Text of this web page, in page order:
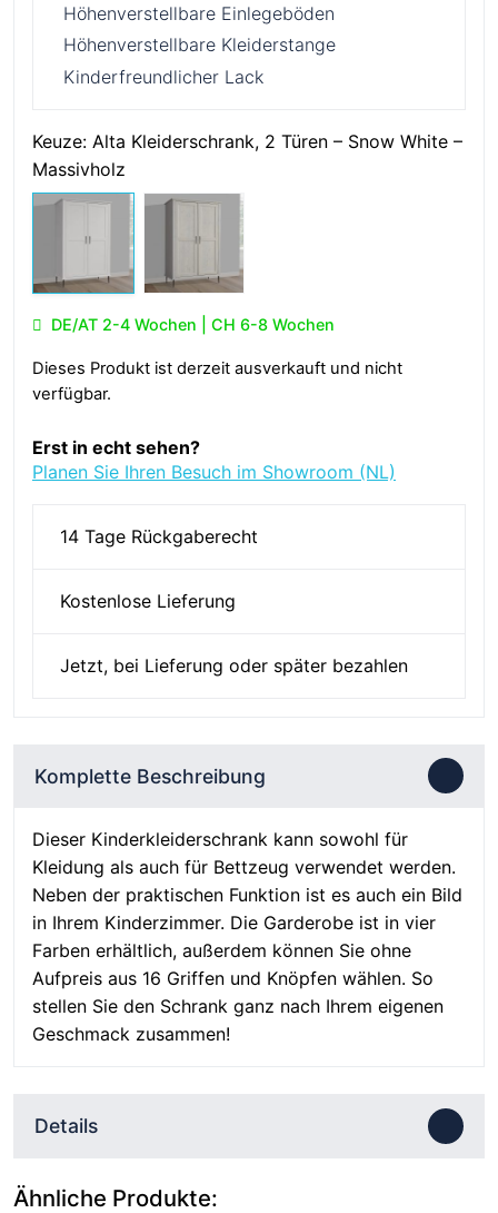
Höhenverstellbare Einlegeböden
Höhenverstellbare Kleiderstange
Kinderfreundlicher Lack
Keuze: Alta Kleiderschrank, 2 Türen – Snow White –
Massivholz
DE/AT 2-4 Wochen | CH 6-8 Wochen
Dieses Produkt ist derzeit ausverkauft und nicht
verfügbar.
Erst in echt sehen?
Planen Sie Ihren Besuch im Showroom (NL)
14 Tage Rückgaberecht
Kostenlose Lieferung
Jetzt, bei Lieferung oder später bezahlen
Komplette Beschreibung
Dieser Kinderkleiderschrank kann sowohl für
Kleidung als auch für Bettzeug verwendet werden.
Neben der praktischen Funktion ist es auch ein Bild
in Ihrem Kinderzimmer. Die Garderobe ist in vier
Farben erhältlich, außerdem können Sie ohne
Aufpreis aus 16 Griffen und Knöpfen wählen. So
stellen Sie den Schrank ganz nach Ihrem eigenen
Geschmack zusammen!
Details
Ähnliche Produkte: